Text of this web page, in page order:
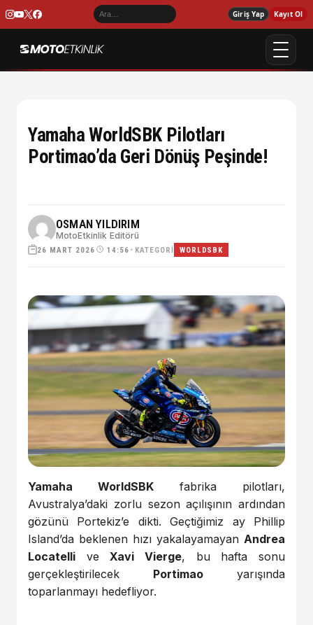
Giriş Yap Kayıt Ol
Yamaha WorldSBK Pilotları
Portimao’da Geri Dönüş Peşinde!
OSMAN YILDIRIM
MotoEtkinlik Editörü
26 MART 2026 14:56 • KATEGORI WORLDSBK
Yamaha WorldSBK fabrika pilotları,
Avustralya’daki zorlu sezon açılışının ardından
gözünü Portekiz’e dikti. Geçtiğimiz ay Phillip
Island’da beklenen hızı yakalayamayan Andrea
Locatelli veXavi Vierge, bu hafta sonu
gerçekleştirilecek Portimao yarışında
toparlanmayı hedefliyor.